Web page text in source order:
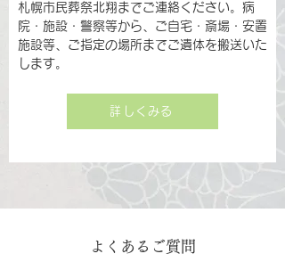
札幌市民葬祭北翔までご連絡ください。病
院・施設・警察等から、ご自宅・斎場・安置
施設等、ご指定の場所までご遺体を搬送いた
します。
詳しくみる
よくあるご質問